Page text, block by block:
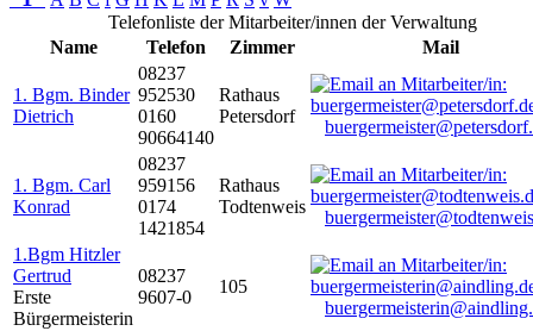
Telefonliste der Mitarbeiter/innen der Verwaltung
Name
Telefon Zimmer Mail
1. Bgm. Binder
Dietrich
08237
952530
0160
90664140
Rathaus
Petersdorf
1. Bgm. Carl
Konrad
08237
959156
0174
1421854
Rathaus
Todtenweis
1.Bgm Hitzler
Gertrud
Erste
Bürgermeisterin
08237
9607-0
105